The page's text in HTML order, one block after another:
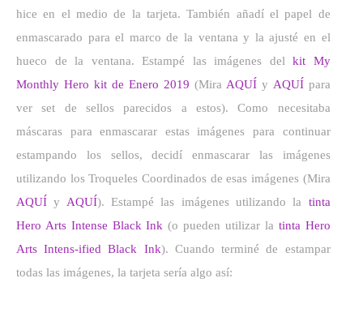
hice en el medio de la tarjeta. También añadí el papel de
enmascarado para el marco de la ventana y la ajusté en el
hueco de la ventana. Estampé las imágenes delkit My
Monthly Hero kit de Enero 2019 (Mira AQUÍ y AQUÍ para
ver set de sellos parecidos a estos). Como necesitaba
máscaras para enmascarar estas imágenes para continuar
estampando los sellos, decidí enmascarar las imágenes
utilizando los Troqueles Coordinados de esas imágenes (Mira
AQUÍ y AQUÍ). Estampé las imágenes utilizando la tinta
Hero Arts Intense Black Ink (o pueden utilizar la tinta Hero
Arts Intens-ified Black Ink). Cuando terminé de estampar
todas las imágenes, la tarjeta sería algo así: